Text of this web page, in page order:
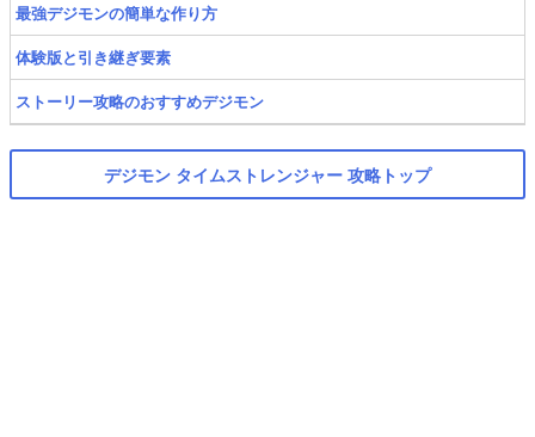
最強デジモンの簡単な作り方
体験版と引き継ぎ要素
ストーリー攻略のおすすめデジモン
デジモン タイムストレンジャー 攻略トップ